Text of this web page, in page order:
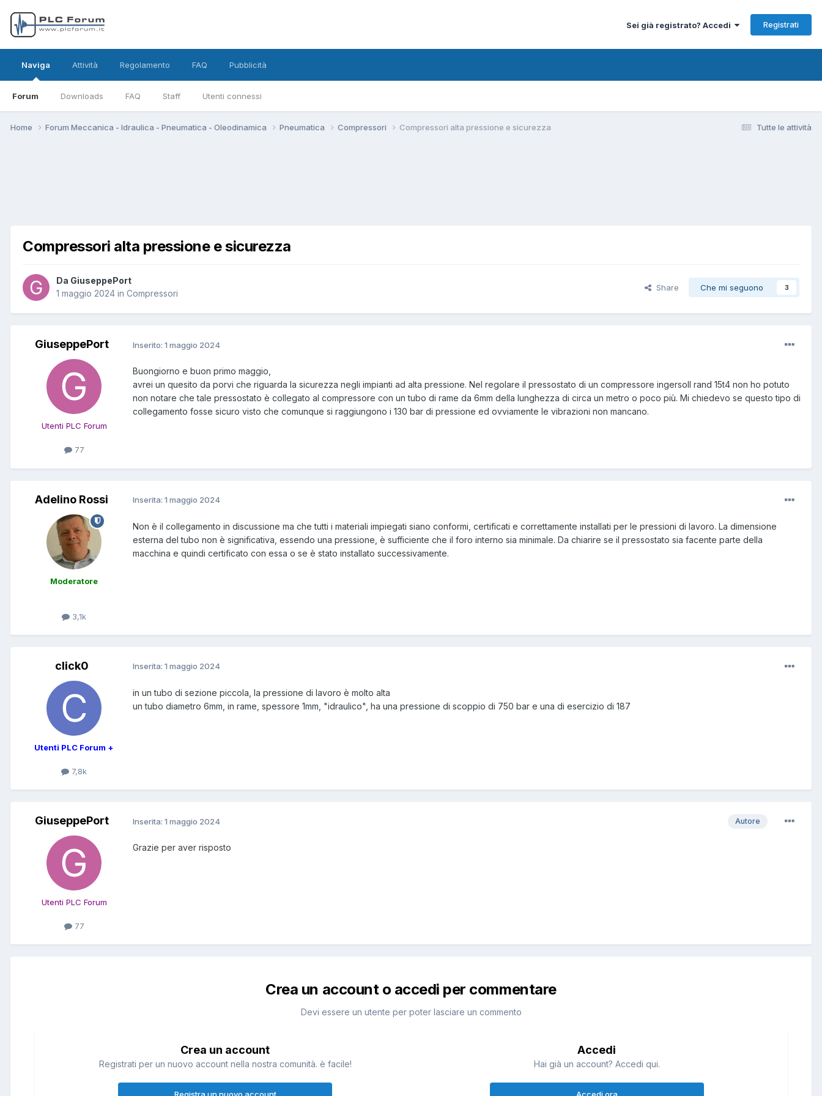
Sei già registrato? Accedi Registrati
Naviga
Forum Downloads FAQ Staff Utenti connessi
Attività Regolamento FAQ Pubblicità
Tutte le attività
Home Forum Meccanica - Idraulica - Pneumatica - Oleodinamica Pneumatica Compressori Compressori alta pressione e sicurezza
Compressori alta pressione e sicurezza
Da GiuseppePort
1 maggio 2024 in Compressori
Share Che mi seguono 3
GiuseppePort
Utenti PLC Forum
77
Inserito: 1 maggio 2024
Buongiorno e buon primo maggio,
avrei un quesito da porvi che riguarda la sicurezza negli impianti ad alta pressione. Nel regolare il pressostato di un compressore ingersoll rand 15t4 non ho potuto
non notare che tale pressostato è collegato al compressore con un tubo di rame da 6mm della lunghezza di circa un metro o poco più. Mi chiedevo se questo tipo di
collegamento fosse sicuro visto che comunque si raggiungono i 130 bar di pressione ed ovviamente le vibrazioni non mancano.
Adelino Rossi
Moderatore
3,1k
Inserita: 1 maggio 2024
Non è il collegamento in discussione ma che tutti i materiali impiegati siano conformi, certificati e correttamente installati per le pressioni di lavoro. La dimensione
esterna del tubo non è significativa, essendo una pressione, è sufficiente che il foro interno sia minimale. Da chiarire se il pressostato sia facente parte della
macchina e quindi certificato con essa o se è stato installato successivamente.
click0
Utenti PLC Forum +
7,8k
Inserita: 1 maggio 2024
in un tubo di sezione piccola, la pressione di lavoro è molto alta
un tubo diametro 6mm, in rame, spessore 1mm, "idraulico", ha una pressione di scoppio di 750 bar e una di esercizio di 187
GiuseppePort
Utenti PLC Forum
77
Autore
Inserita: 1 maggio 2024
Grazie per aver risposto
Crea un account o accedi per commentare
Devi essere un utente per poter lasciare un commento
Crea un account
Registrati per un nuovo account nella nostra comunità. è facile!
Accedi
Hai già un account? Accedi qui.